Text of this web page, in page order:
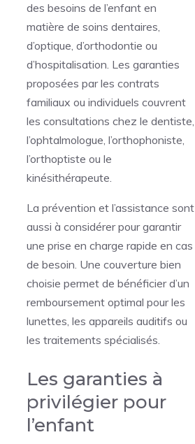
des besoins de l’enfant en
matière de soins dentaires,
d’optique, d’orthodontie ou
d’hospitalisation. Les garanties
proposées par les contrats
familiaux ou individuels couvrent
les consultations chez le dentiste,
l’ophtalmologue, l’orthophoniste,
l’orthoptiste ou le
kinésithérapeute.
La prévention et l’assistance sont
aussi à considérer pour garantir
une prise en charge rapide en cas
de besoin. Une couverture bien
choisie permet de bénéficier d’un
remboursement optimal pour les
lunettes, les appareils auditifs ou
les traitements spécialisés.
Les garanties à
privilégier pour
l’enfant